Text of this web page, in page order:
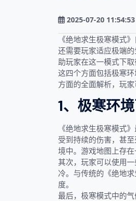
2025-07-20 11:54:53
《绝地求生极寒模式
还需要玩家适应极端
助玩家在这一模式下
这四个方面包括极寒
方面的全面解析，玩
1、极寒环
《绝地求生极寒模式
受到持续的伤害，甚
境中。游戏地图上存
其次，玩家可以使用
冷。与传统的《绝地
度。
最后，极寒模式中的